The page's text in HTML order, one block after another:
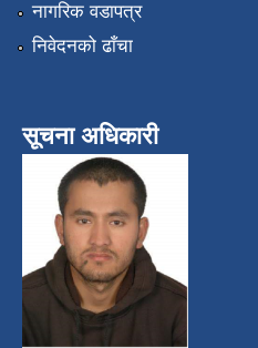
नागरिक वडापत्र
निवेदनको ढाँचा
सूचना अधिकारी